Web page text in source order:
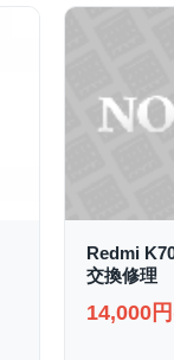
Redmi
交換修理
14,000